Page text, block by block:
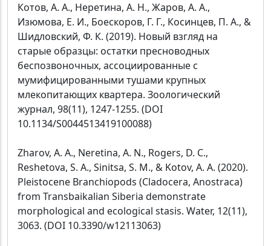
Котов, А. А., Неретина, А. Н., Жаров, А. А.,
Изюмова, Е. И., Боескоров, Г. Г., Косинцев, П. А., &
Шидловский, Ф. К. (2019). Новый взгляд на
старые образцы: остатки пресноводных
беспозвоночных, ассоциированные с
мумифицированными тушами крупных
млекопитающих квартера. Зоологический
журнал, 98(11), 1247-1255. (DOI
10.1134/S0044513419100088)
Zharov, A. A., Neretina, A. N., Rogers, D. C.,
Reshetova, S. A., Sinitsa, S. M., & Kotov, A. A. (2020).
Pleistocene Branchiopods (Cladocera, Anostraca)
from Transbaikalian Siberia demonstrate
morphological and ecological stasis. Water, 12(11),
3063. (DOI 10.3390/w12113063)